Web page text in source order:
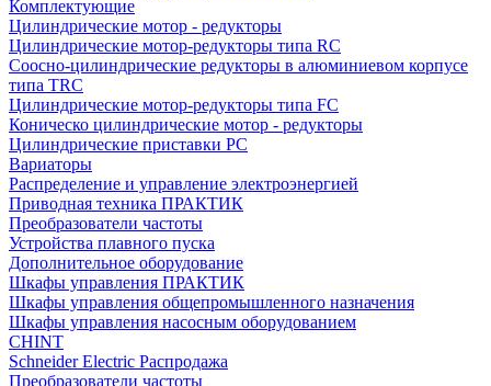
Комплектующие
Цилиндрические мотор - редукторы
Цилиндрические мотор-редукторы типа RC
Соосно-цилиндрические редукторы в алюминиевом корпусе
типа TRC
Цилиндрические мотор-редукторы типа FC
Коническо цилиндрические мотор - редукторы
Цилиндрические приставки PC
Вариаторы
Распределение и управление электроэнергией
Приводная техника ПРАКТИК
Преобразователи частоты
Устройства плавного пуска
Дополнительное оборудование
Шкафы управления ПРАКТИК
Шкафы управления общепромышленного назначения
Шкафы управления насосным оборудованием
CHINT
Schneider Electric Распродажа
Преобразователи частоты